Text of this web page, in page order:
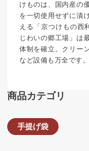
けものは、国内産の
を一切使用せずに漬
える「京つけもの西
じわいの郷工場」は
体制を確立。クリー
など設備も万全です。
商品カテゴリ
手提げ袋